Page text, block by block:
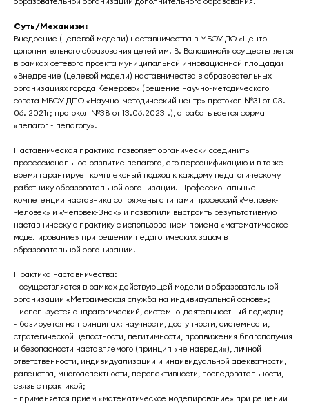
Суть/Механизм:
Внедрение (целевой модели) наставничества в МБОУ ДО «Центр
дополнительного образования детей им. В. Волошиной» осуществляется
в рамках сетевого проекта муниципальной инновационной площадки
«Внедрение (целевой модели) наставничества в образовательных
организациях города Кемерово» (решение научно-методического
совета МБОУ ДПО «Научно-методический центр» протокол №31 от 03.
06. 2021г; протокол №38 от 13.06.2023г.), отрабатывается форма
«педагог - педагогу».
Наставническая практика позволяет органически соединить
профессиональное развитие педагога, его персонификацию и в то же
время гарантирует комплексный подход к каждому педагогическому
работнику образовательной организации. Профессиональные
компетенции наставника сопряжены с типами профессий «Человек-
Человек» и «Человек-Знак» и позволили выстроить результативную
наставническую практику с использованием приема «математическое
моделирование» при решении педагогических задач в
образовательной организации.
Практика наставничества:
- осуществляется в рамках действующей модели в образовательной
организации «Методическая служба на индивидуальной основе»;
- используется андрагогический, системно-деятельностный подходы;
- базируется на принципах: научности, доступности, системности,
стратегической целостности, легитимности, продвижения благополучия
и безопасности наставляемого (принцип «не навреди»), личной
ответственности, индивидуализации и индивидуальной адекватности,
равенства, многоаспектности, перспективности, последовательности,
связь с практикой;
- применяется приём «математическое моделирование» при решении